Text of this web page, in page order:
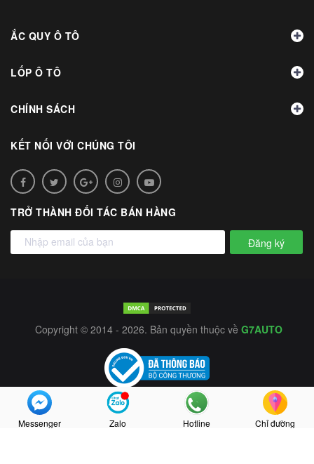
ẮC QUY Ô TÔ
LỐP Ô TÔ
CHÍNH SÁCH
KẾT NỐI VỚI CHÚNG TÔI
TRỞ THÀNH ĐỐI TÁC BÁN HÀNG
Đăng ký
Copyright © 2014 - 2026. Bản quyền thuộc về G7AUTO
Messenger Zalo Hotline Chỉ đường